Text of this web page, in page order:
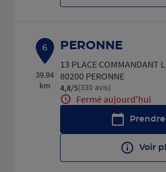
6
39.94
km
PERONNE
13 PLACE COMMANDANT
80200 PERONNE
4,8/5Note de 4.8 sur 5
(330 avis)
Fermé aujourd'hui
Voir